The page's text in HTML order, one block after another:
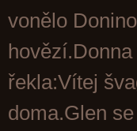
vonělo
řekla:Vítej
doma.Glen